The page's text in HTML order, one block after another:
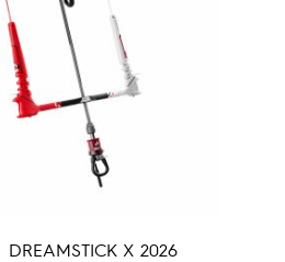
DREAMSTICK X 2026